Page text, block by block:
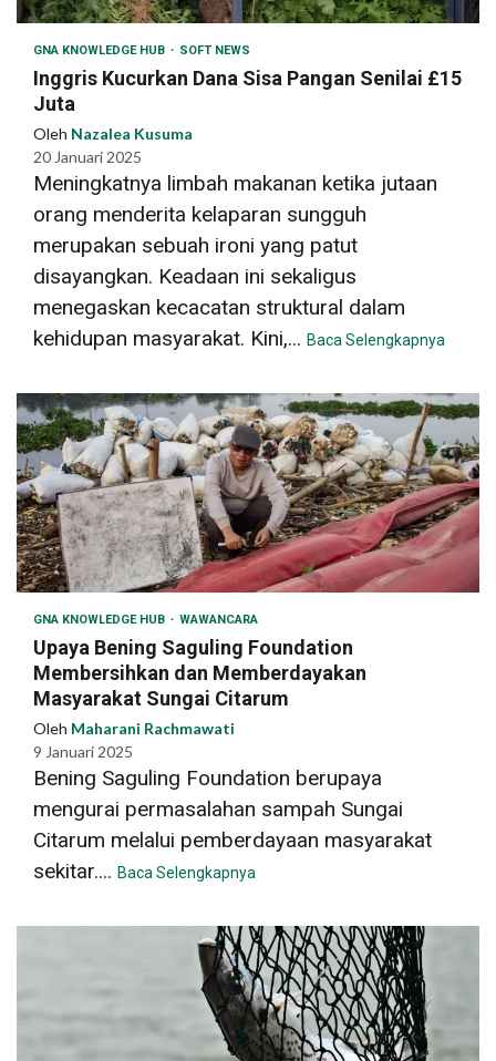
GNA KNOWLEDGE HUB SOFT NEWS
Inggris Kucurkan Dana Sisa Pangan Senilai £15
Juta
Oleh Nazalea Kusuma
20 Januari 2025
Meningkatnya limbah makanan ketika jutaan
orang menderita kelaparan sungguh
merupakan sebuah ironi yang patut
disayangkan. Keadaan ini sekaligus
menegaskan kecacatan struktural dalam
kehidupan masyarakat. Kini,... Baca Selengkapnya
GNA KNOWLEDGE HUB WAWANCARA
Upaya Bening Saguling Foundation
Membersihkan dan Memberdayakan
Masyarakat Sungai Citarum
Oleh Maharani Rachmawati
9 Januari 2025
Bening Saguling Foundation berupaya
mengurai permasalahan sampah Sungai
Citarum melalui pemberdayaan masyarakat
sekitar.... Baca Selengkapnya